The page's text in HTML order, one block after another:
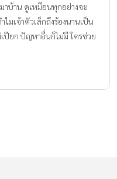
บ้าน ดูเหมือนทุกอย่างจะ
มเจ้าตัวเล็กถึงร้องนานเป็น
ปียก ปัญหาอื่นก็ไม่มี ใครช่วย
าเดิม การร้องแบบนี้เรียกว่า